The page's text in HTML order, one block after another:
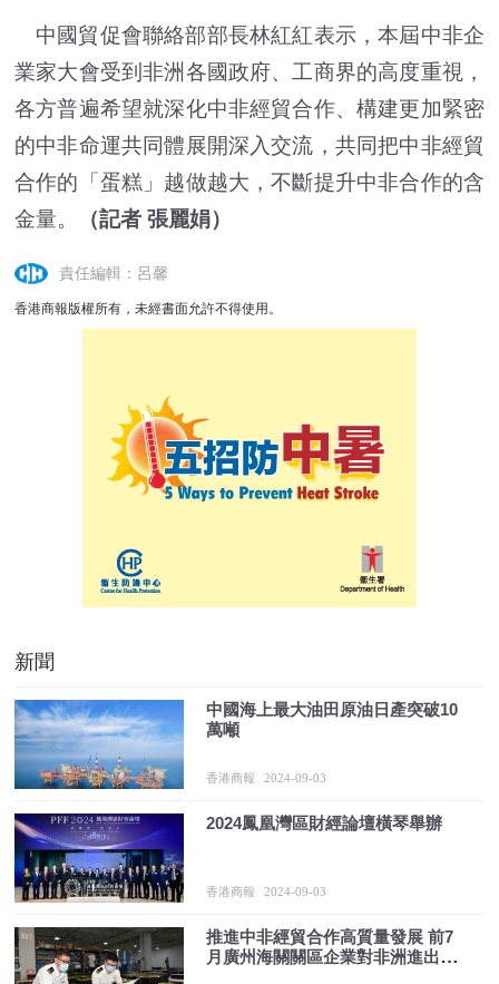
中國貿促會聯絡部部長林紅紅表示，本屆中非企
業家大會受到非洲各國政府、工商界的高度重視，
各方普遍希望就深化中非經貿合作、構建更加緊密
的中非命運共同體展開深入交流，共同把中非經貿
合作的「蛋糕」越做越大，不斷提升中非合作的含
金量。
（記者 張麗娟）
責任編輯：呂馨
香港商報版權所有，未經書面允許不得使用。
新聞
中國海上最大油田原油日產突破10
萬噸
香港商報 2024-09-03
2024鳳凰灣區財經論壇橫琴舉辦
香港商報 2024-09-03
推進中非經貿合作高質量發展 前7
月廣州海關關區企業對非洲進出口